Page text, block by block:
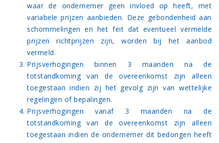
waar de ondernemer geen invloed op heeft, met
variabele prijzen aanbieden. Deze gebondenheid aan
schommelingen en het feit dat eventueel vermelde
prijzen richtprijzen zijn, worden bij het aanbod
vermeld.
Prijsverhogingen binnen 3 maanden na de
totstandkoming van de overeenkomst zijn alleen
toegestaan indien zij het gevolg zijn van wettelijke
regelingen of bepalingen.
Prijsverhogingen vanaf 3 maanden na de
totstandkoming van de overeenkomst zijn alleen
toegestaan indien de ondernemer dit bedongen heeft